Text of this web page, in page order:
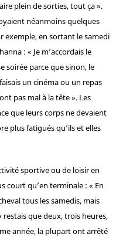
plein de sorties, tout ça ».
néanmoins quelques
exemple, en sortant le samedi
: « Je m’accordais le
soirée parce que sinon, le
un cinéma ou un repas
pas mal à la tête ». Les
que leurs corps ne devaient
plus fatigués qu’ils et elles
sportive ou de loisir en
court qu’en terminale : « En
tous les samedis, mais
restais que deux, trois heures,
année, la plupart ont arrêté